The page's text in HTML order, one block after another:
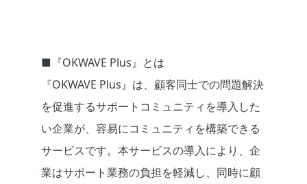
■『OKWAVE Plus』とは
『OKWAVE Plus』は、顧客同士での問題解決
を促進するサポートコミュニティを導入した
い企業が、容易にコミュニティを構築できる
サービスです。本サービスの導入により、企
業はサポート業務の負担を軽減し、同時に顧